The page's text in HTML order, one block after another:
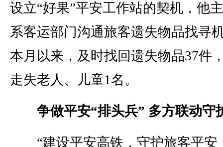
设立“好果”平安工作站的契机，他
系客运部门沟通旅客遗失物品找寻
本月以来，及时找回遗失物品37件
走失老人、儿童1名。
争做平安“排头兵” 多方联动守
“建设平安高铁，守护旅客平安